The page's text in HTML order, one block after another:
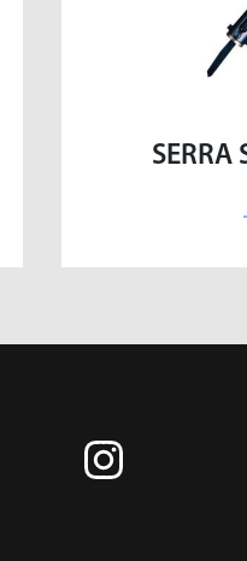
SERRA